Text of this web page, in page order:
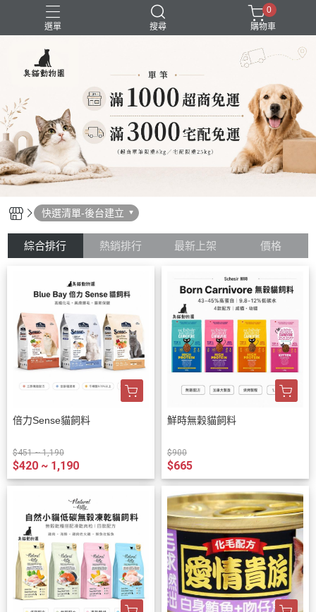
選單 搜尋
新品上市 精選商品 試吃組合 超強除臭
0
購物車
快選清單-後台建立
綜合排行 熱銷排行 最新上架 價格
倍力Sense貓飼料
$451 ~ 1,190
$420 ~ 1,190
鮮時無穀貓飼料
$900
$665